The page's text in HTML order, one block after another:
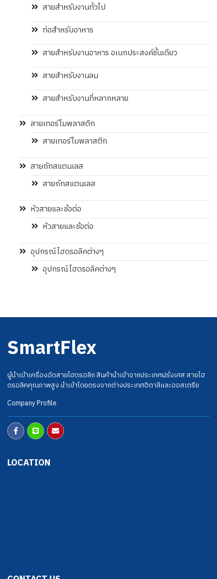
สายสำหรับงานทั่วไป
ท่อสำหรับอาหาร
สายสำหรับงานอาหาร อเนกประสงค์ชั้นเดียว
สายสำหรับงานลม
สายสำหรับงานที่หลากหลาย
สายเทอร์โมพลาสติก
สายเทอร์โมพลาสติก
สายถักสแตนเลส
สายถักสแตนเลส
หัวสายและข้อต่อ
หัวสายและข้อต่อ
อุปกรณ์ไฮดรอลิคต่างๆ
อุปกรณ์ไฮดรอลิคต่างๆ
SmartFlex
ผู้นำเข้าเครื่องอัดสายไฮดรอลิก สินค้านำเข้าจากประเทศฝรั่งเศส สายไฮ
ดรอลิคคุณภาพสูง นำเข้าโดยตรงจากต่างประเทศอิตาลีและออสเตรีย
Company Profile
LOCATION